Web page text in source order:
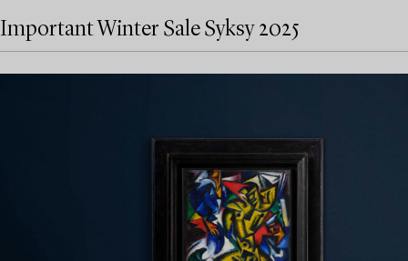
Important Winter Sale Syksy 2025